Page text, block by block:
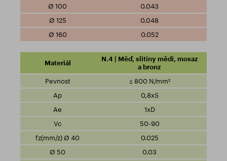
0.043
0.048
0.052
N.4 | Měď, slitiny mědi, mosaz
a bronz
≤ 800 N/mm²
0,8xS
1xD
50-90
0.025
0.03